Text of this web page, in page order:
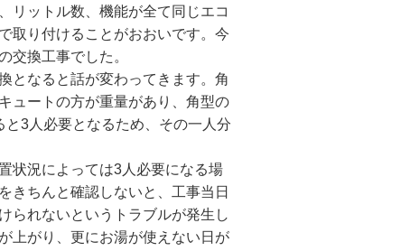
リットル数、機能が全て同じエコ
取り付けることがおおいです。今
交換工事でした。
となると話が変わってきます。角
ュートの方が重量があり、角型の
3人必要となるため、その一人分
状況によっては3人必要になる場
きちんと確認しないと、工事当日
られないというトラブルが発生し
上がり、更にお湯が使えない日が